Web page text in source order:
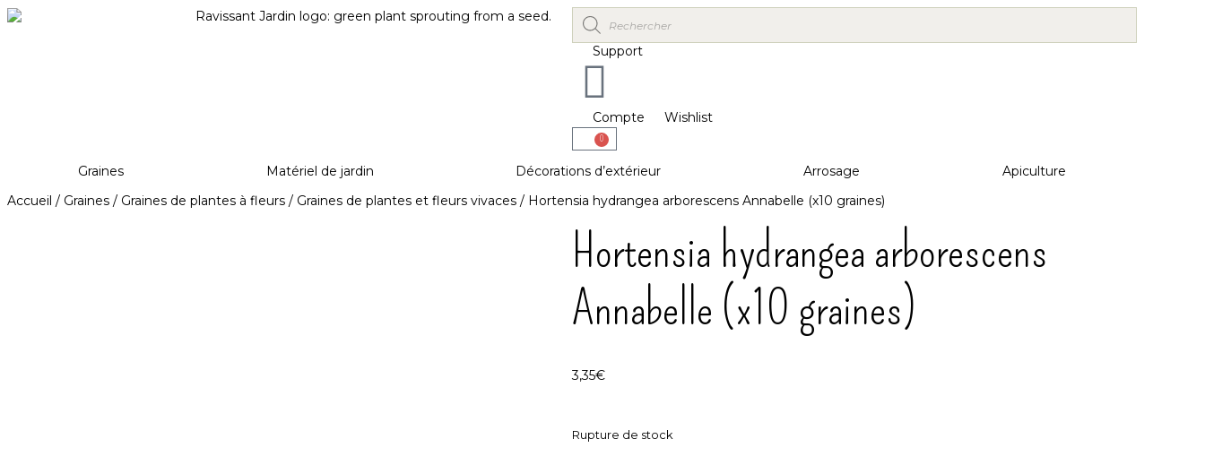
Support
Compte Wishlist
0
Graines Matériel de jardin Décorations d’extérieur Arrosage
Apiculture
Accueil / Graines / Graines de plantes à fleurs / Graines de plantes et fleurs vivaces / Hortensia hydrangea arborescens Annabelle (x10 graines)
Hortensia hydrangea arborescens
Annabelle (x10 graines)
3,35€
Rupture de stock